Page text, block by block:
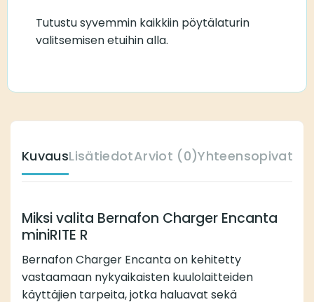
Tutustu syvemmin kaikkiin pöytälaturin
valitsemisen etuihin alla.
KuvausLisätiedotArviot (0)Yhteensopivat
Miksi valita Bernafon Charger Encanta
miniRITE R
Bernafon Charger Encanta on kehitetty
vastaamaan nykyaikaisten kuulolaitteiden
käyttäjien tarpeita, jotka haluavat sekä